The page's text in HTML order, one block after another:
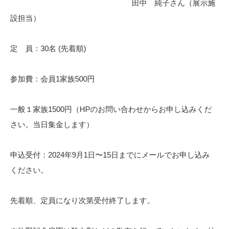
田中 純子さん（展示施
設担当）
定 員：30名 (先着順)
参加費：会員1家族500円
一般１家族1500円（HPのお問い合わせからお申し込みくだ
さい。当日集金します）
申込受付：2024年9月1日〜15日までにメールでお申し込み
ください。
先着順、定員になり次第受付終了します。